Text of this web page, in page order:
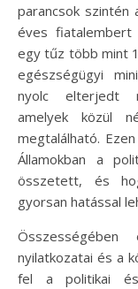
parancsok szintén
éves fiatalembert
egy tűz több mint
egészségügyi
nyolc elterjedt
amelyek közül
megtalálható.
Államokban a
összetett, és
gyorsan hatással
nyilatkozatai és a
fel a politikai